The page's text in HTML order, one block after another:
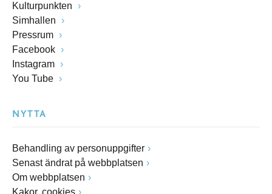
Kulturpunkten
Simhallen
Pressrum
Facebook
Instagram
You Tube
NYTTA
Behandling av personuppgifter
Senast ändrat på webbplatsen
Om webbplatsen
Kakor, cookies